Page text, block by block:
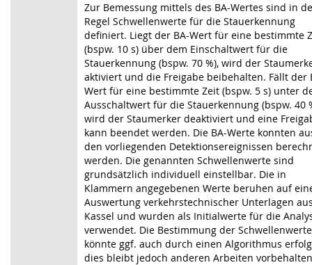
Zur Bemessung mittels des BA-Wertes sind in
Regel Schwellenwerte für die Stau­erkennung
definiert. Liegt der BA-Wert für eine bestimmte
(bspw. 10 s) über dem Einschaltwert für die
Stauerkennung (bspw. 70 %), wird der
aktiviert und die Freigabe beibehalten. Fällt der
Wert für eine bestimmte Zeit (bspw. 5 s) unter
Ausschaltwert für die Stauerkennung (bspw. 40
wird der Staumerker deaktiviert und eine
kann beendet werden. Die BA-Werte konnten
den vorliegenden Detektions­ereignissen
werden. Die genannten Schwellenwerte sind
grundsätzlich individuell einstellbar. Die in
Klammern angegebenen Werte beruhen auf
Auswertung verkehrs­technischer Unterlagen
Kassel und wurden als Initialwerte für die
verwendet. Die Bestimmung der Schwellenwerte
könnte ggf. auch durch einen Algorithmus
dies bleibt jedoch anderen Arbeiten